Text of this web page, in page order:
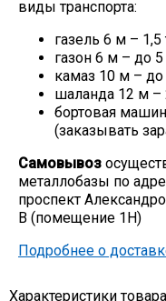
виды транспорта:
газель 6 м – 1,5
газон 6 м – до 5
камаз 10 м – до
шаланда 12 м –
бортовая
(заказывать
Самовывоз
металлобазы по
проспект
В (помещение 1Н)
Подробнее о
Характеристики